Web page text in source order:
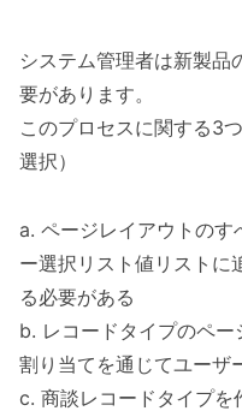
システム管理者は新製品
要があります。
このプロセスに関する3
選択）
a. ページレイアウトのす
ー選択リスト値リストに
る必要がある
b. レコードタイプのペ
割り当てを通じてユーザ
c. 商談レコードタイプを